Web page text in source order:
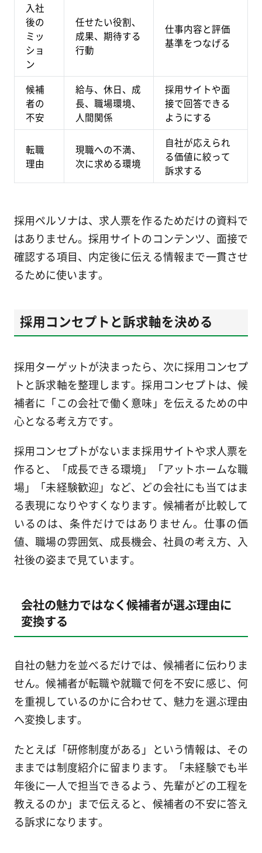
入社
後の
ミッ
ショ
ン
任せたい役割、
成果、期待する
行動
仕事内容と評価
基準をつなげる
候補
者の
不安
給与、休日、成
長、職場環境、
人間関係
採用サイトや面
接で回答できる
ようにする
転職
理由
現職への不満、
次に求める環境
自社が応えられ
る価値に絞って
訴求する
採用ペルソナは、求人票を作るためだけの資料で
はありません。採用サイトのコンテンツ、面接で
確認する項目、内定後に伝える情報まで一貫させ
るために使います。
採用コンセプトと訴求軸を決める
採用ターゲットが決まったら、次に採用コンセプ
トと訴求軸を整理します。採用コンセプトは、候
補者に「この会社で働く意味」を伝えるための中
心となる考え方です。
採用コンセプトがないまま採用サイトや求人票を
作ると、「成長できる環境」「アットホームな職
場」「未経験歓迎」など、どの会社にも当てはま
る表現になりやすくなります。候補者が比較して
いるのは、条件だけではありません。仕事の価
値、職場の雰囲気、成長機会、社員の考え方、入
社後の姿まで見ています。
会社の魅力ではなく候補者が選ぶ理由に
変換する
自社の魅力を並べるだけでは、候補者に伝わりま
せん。候補者が転職や就職で何を不安に感じ、何
を重視しているのかに合わせて、魅力を選ぶ理由
へ変換します。
たとえば「研修制度がある」という情報は、その
ままでは制度紹介に留まります。「未経験でも半
年後に一人で担当できるよう、先輩がどの工程を
教えるのか」まで伝えると、候補者の不安に答え
る訴求になります。